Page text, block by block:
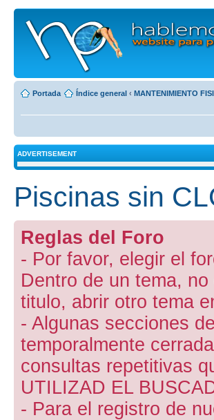
Portada Índice general ‹ MANTENIMIENTO
ADVERTISEMENT
Piscinas sin
Reglas del Foro
- Por favor, elegir el
Dentro de un tema,
titulo, abrir otro tema
- Algunas secciones
temporalmente
consultas repetitivas
UTILIZAD EL
- Para el registro de